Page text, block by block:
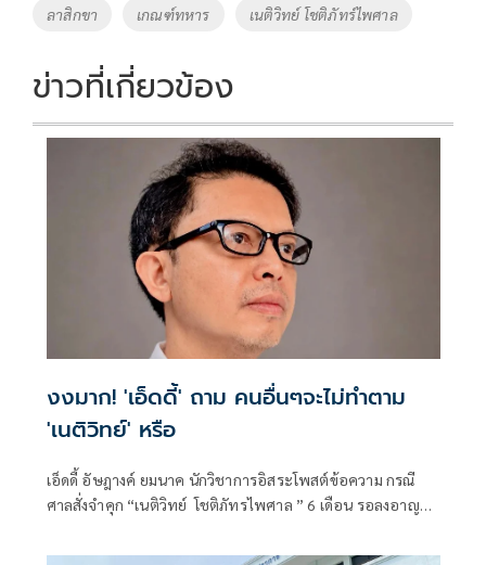
k k
ลาสิกขา เกณฑ์ทหาร เนติวิทย์ โชติภัทร์ไพศาล
ข่าวที่เกี่ยวข้อง
งงมาก! 'เอ็ดดี้' ถาม คนอื่นๆจะไม่ทำตาม
'เนติวิทย์' หรือ
เอ็ดดี้ อัษฎางค์ ยมนาค นักวิชาการอิสระโพสต์ข้อความ กรณี
ศาลสั่งจำคุก “เนติวิทย์ โชติภัทรไพศาล ” 6 เดือน รอลงอาญา 1